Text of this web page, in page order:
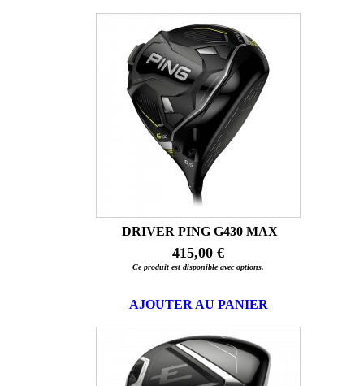
DRIVER PING G430 MAX
415,00 €
Ce produit est disponible avec options.
AJOUTER AU PANIER